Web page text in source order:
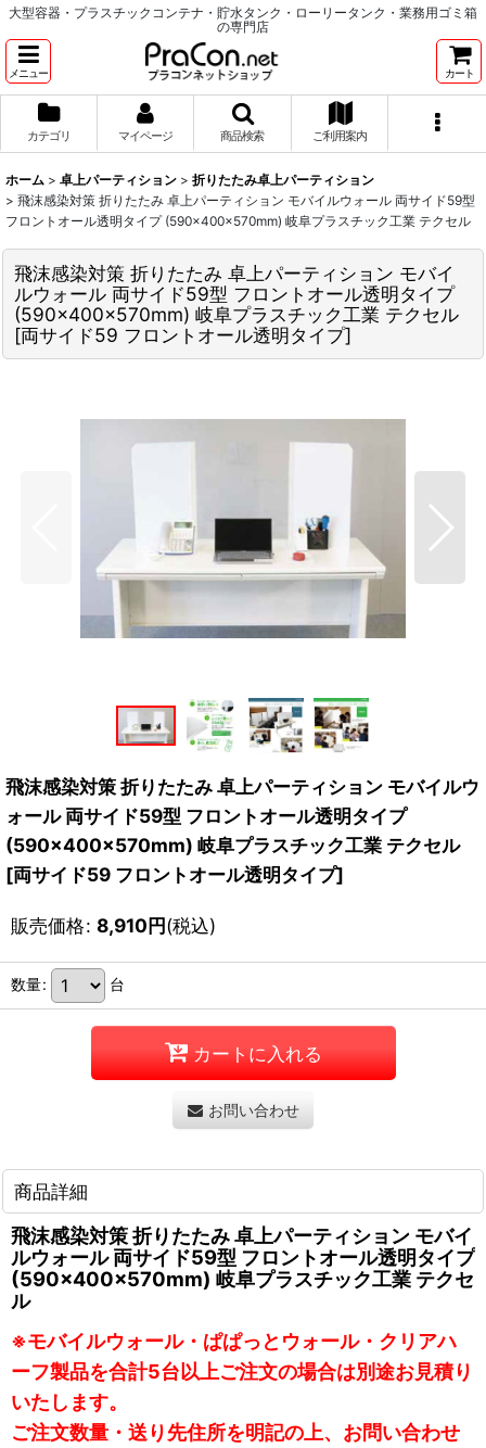
大型容器・プラスチックコンテナ・貯水タンク・ローリータンク・業務用ゴミ箱
の専門店
メニュー カート
カテゴリ マイページ 商品検索 ご利用案内
ホーム > 卓上パーティション > 折りたたみ卓上パーティション
> 飛沫感染対策 折りたたみ 卓上パーティション モバイルウォール 両サイド59型
フロントオール透明タイプ (590×400×570mm) 岐阜プラスチック工業 テクセル
飛沫感染対策 折りたたみ 卓上パーティション モバイ
ルウォール 両サイド59型 フロントオール透明タイプ
(590×400×570mm) 岐阜プラスチック工業 テクセル
[両サイド59 フロントオール透明タイプ]
飛沫感染対策 折りたたみ 卓上パーティション モバイルウ
ォール 両サイド59型 フロントオール透明タイプ
(590×400×570mm) 岐阜プラスチック工業 テクセル
[両サイド59 フロントオール透明タイプ]
販売価格: 8,910円(税込)
数量: 台
カートに入れる
お問い合わせ
商品詳細
飛沫感染対策 折りたたみ 卓上パーティション モバイ
ルウォール 両サイド59型 フロントオール透明タイプ
(590×400×570mm) 岐阜プラスチック工業 テクセ
ル
※モバイルウォール・ぱぱっとウォール・クリアハ
ーフ製品を合計5台以上ご注文の場合は別途お見積り
いたします。
ご注文数量・送り先住所を明記の上、お問い合わせ